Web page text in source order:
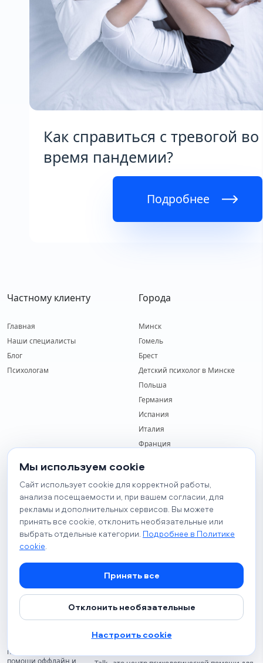
Как справиться с тревогой во
время пандемии?
Подробнее
Частному клиенту
Главная
Наши специалисты
Блог
Психологам
Города
Минск
Гомель
Брест
Детский психолог в Минске
Польша
Германия
Испания
Италия
Франция
Турция
Бизнесу
Контакты
Правила оплаты
Информация
Экстренная помощь
Правила оплаты
Правила получения услуги
Правила возврата
Политика конфиденциальности
психологической
О проекте
Мы используем cookie
Сайт использует cookie для корректной работы,
анализа посещаемости и, при вашем согласии, для
рекламы и дополнительных сервисов. Вы можете
принять все cookie, отклонить необязательные или
выбрать отдельные категории. Подробнее в Политике
cookie.
Принять все
Отклонить необязательные
Настроить cookie